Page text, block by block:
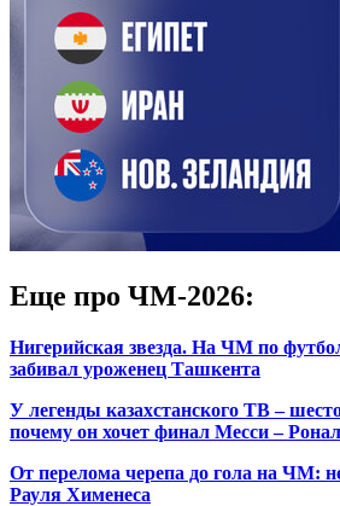
Еще про ЧМ-2026:
Нигерийская звезда. На ЧМ по
забивал уроженец Ташкента
У легенды казахстанского ТВ –
почему он хочет финал Месси –
От перелома черепа до гола на ЧМ:
Рауля Хименеса